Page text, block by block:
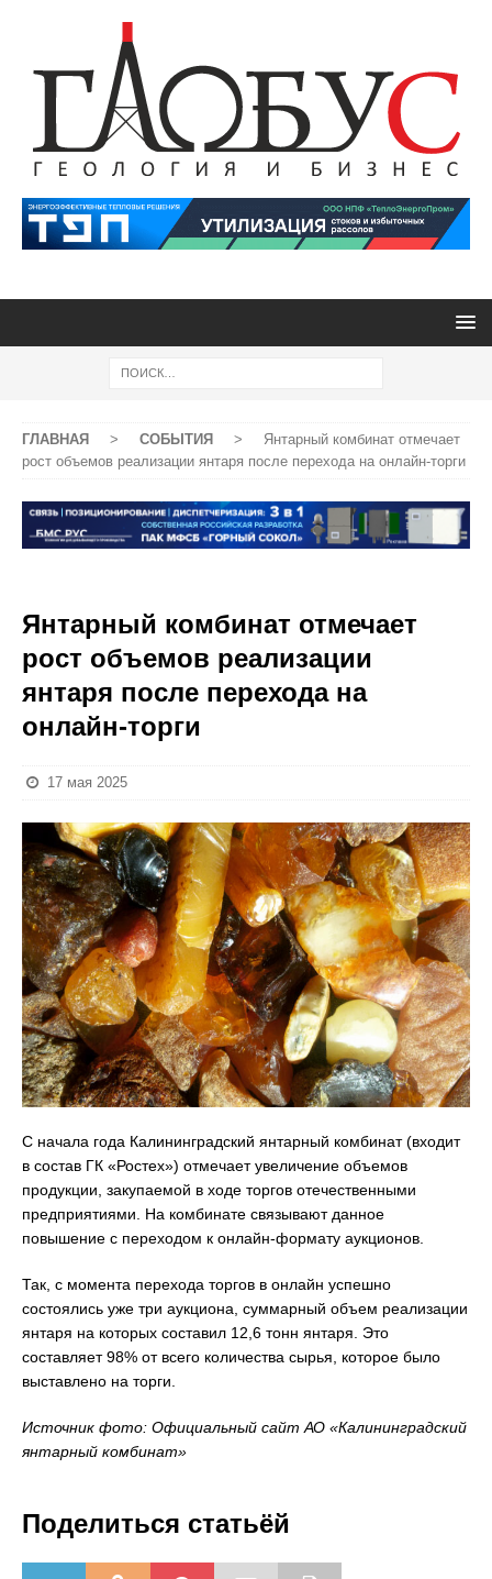
ГЛАВНАЯ > СОБЫТИЯ >
Янтарный комбинат отмечает
рост объемов реализации янтаря после перехода на онлайн-торги
Янтарный комбинат отмечает
рост объемов реализации
янтаря после перехода на
онлайн-торги
17 мая 2025
С начала года Калининградский янтарный комбинат (входит
в состав ГК «Ростех») отмечает увеличение объемов
продукции, закупаемой в ходе торгов отечественными
предприятиями. На комбинате связывают данное
повышение с переходом к онлайн-формату аукционов.
Так, с момента перехода торгов в онлайн успешно
состоялись уже три аукциона, суммарный объем реализации
янтаря на которых составил 12,6 тонн янтаря. Это
составляет 98% от всего количества сырья, которое было
выставлено на торги.
Источник фото: Официальный сайт АО «Калининградский
янтарный комбинат»
Поделиться статьёй